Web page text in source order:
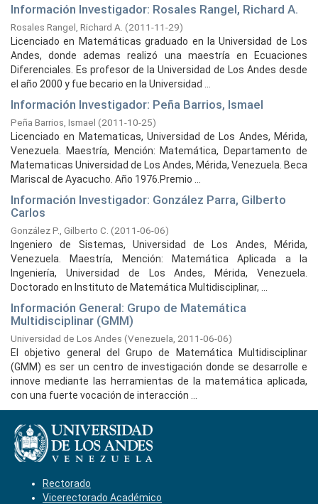
Información Investigador: Rosales Rangel, Richard A.
Rosales Rangel, Richard A. (2011-11-29)
Licenciado en Matemáticas graduado en la Universidad de Los
Andes, donde ademas realizó una maestría en Ecuaciones
Diferenciales. Es profesor de la Universidad de Los Andes desde
el año 2000 y fue becario en la Universidad ...
Información Investigador: Peña Barrios, Ismael
Peña Barrios, Ismael (2011-10-25)
Licenciado en Matematicas, Universidad de Los Andes, Mérida,
Venezuela. Maestría, Mención: Matemática, Departamento de
Matematicas Universidad de Los Andes, Mérida, Venezuela. Beca
Mariscal de Ayacucho. Año 1976.Premio ...
Información Investigador: González Parra, Gilberto
Carlos
González P., Gilberto C. (2011-06-06)
Ingeniero de Sistemas, Universidad de Los Andes, Mérida,
Venezuela. Maestría, Mención: Matemática Aplicada a la
Ingeniería, Universidad de Los Andes, Mérida, Venezuela.
Doctorado en Instituto de Matemática Multidisciplinar, ...
Información General: Grupo de Matemática
Multidisciplinar (GMM)
Universidad de Los Andes (Venezuela, 2011-06-06)
El objetivo general del Grupo de Matemática Multidisciplinar
(GMM) es ser un centro de investigación donde se desarrolle e
innove mediante las herramientas de la matemática aplicada,
con una fuerte vocación de interacción ...
Rectorado
Vicerectorado Académico